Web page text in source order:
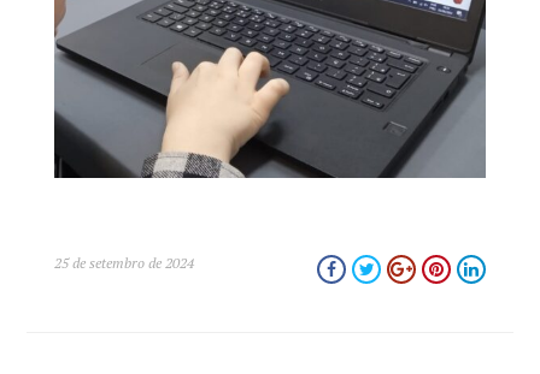
25 de setembro de 2024
close